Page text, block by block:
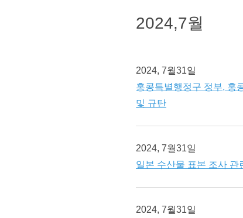
2024,7월
2024, 7월31일
홍콩특별행정구 정부, 홍
및 규탄
2024, 7월31일
일본 수산물 표본 조사 관
2024, 7월31일